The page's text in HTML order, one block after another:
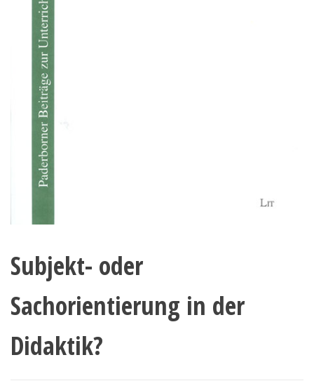
Subjekt- oder
Sachorientierung in der
Didaktik?